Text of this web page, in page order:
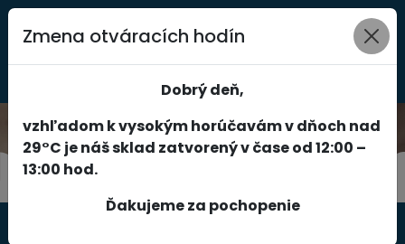
0
Zmena otváracích hodín
Dobrý deň,
vzhľadom k vysokým horúčavám v dňoch nad
29°C je náš sklad zatvorený v čase od 12:00 –
13:00 hod.
Ďakujeme za pochopenie